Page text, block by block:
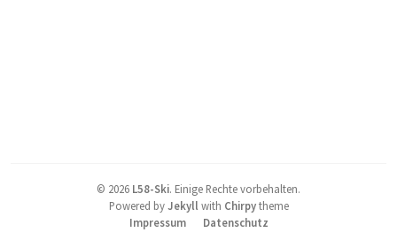
© 2026 L58-Ski. Einige Rechte vorbehalten.
Powered byJekyll with Chirpytheme
Impressum
Datenschutz